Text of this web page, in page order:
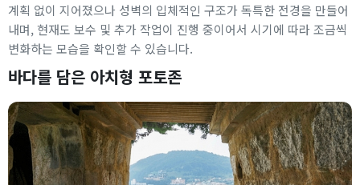
계획 없이 지어졌으나 성벽의 입체적인 구조가 독특한 전경을 만들어
내며, 현재도 보수 및 추가 작업이 진행 중이어서 시기에 따라 조금씩
변화하는 모습을 확인할 수 있습니다.
바다를 담은 아치형 포토존